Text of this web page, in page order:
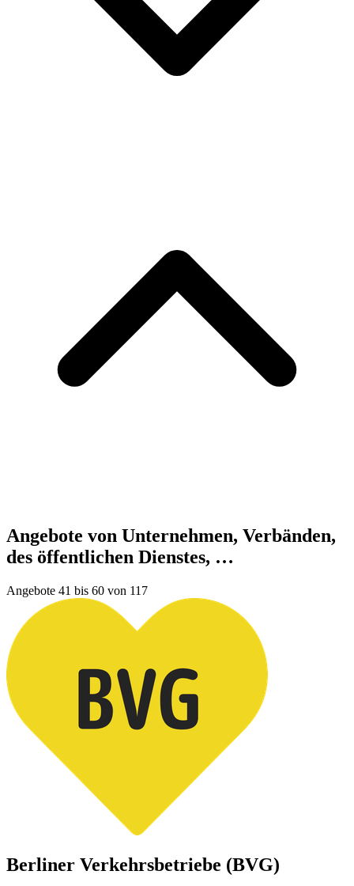
Angebote von Unternehmen, Verbänden,
des öffentlichen Dienstes, …
Angebote 41 bis 60 von 117
Berliner Verkehrsbetriebe (BVG)